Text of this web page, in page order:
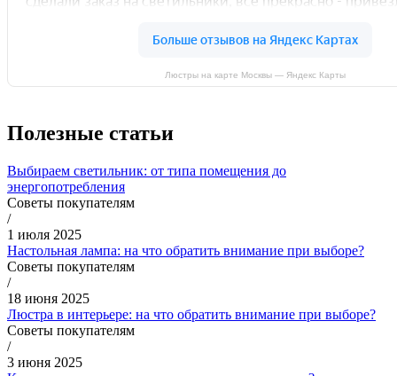
Люстры на карте Москвы — Яндекс Карты
Полезные статьи
Выбираем светильник: от типа помещения до
энергопотребления
Советы покупателям
/
1 июля 2025
Настольная лампа: на что обратить внимание при выборе?
Советы покупателям
/
18 июня 2025
Люстра в интерьере: на что обратить внимание при выборе?
Советы покупателям
/
3 июня 2025